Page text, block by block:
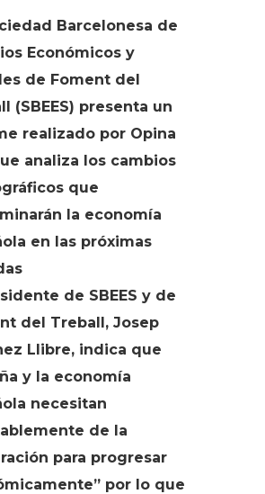
Barcelonesa de
Económicos y
de Foment del
(SBEES) presenta un
realizado por Opina
analiza los cambios
que
la economía
en las próximas
de SBEES y de
del Treball, Josep
Llibre, indica que
y la economía
necesitan
de la
para progresar
por lo que